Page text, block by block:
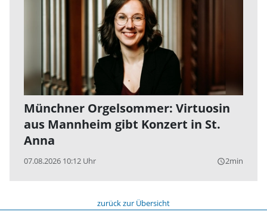
Münchner Orgelsommer: Virtuosin
aus Mannheim gibt Konzert in St.
Anna
07.08.2026 10:12 Uhr query_builder2min
zurück zur Übersicht